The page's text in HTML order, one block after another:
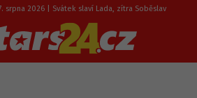
srpna 2026 | Svátek slaví Lada, zítra Soběslav